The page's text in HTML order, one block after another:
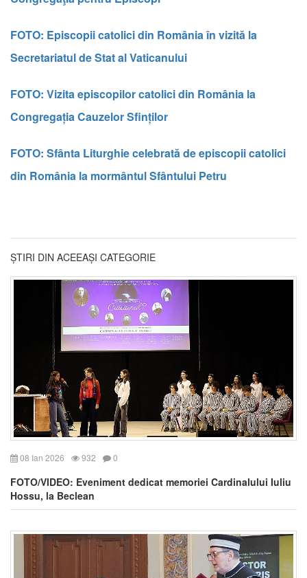
FOTO: Episcopii catolici din România în vizită la
Secretariatul de Stat al Vaticanului
FOTO: Vizita episcopilor catolici din România la
Congregația Cauzelor Sfinților
FOTO: Sfânta Liturghie celebrată de episcopii catolici
din România la mormântul Sfântului Petru
ȘTIRI DIN ACEEAȘI CATEGORIE
08 Ian 2026 932 0
FOTO/VIDEO: Eveniment dedicat memoriei Cardinalului Iuliu
Hossu, la Beclean